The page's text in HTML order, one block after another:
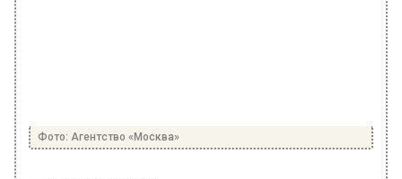
Фото: Агентство «Москва»